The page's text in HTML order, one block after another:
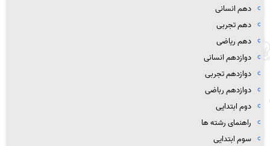
دهم انسانی
دهم تجربی
دهم ریاضی
دوازدهم انسانی
دوازدهم تجربی
دوازدهم رباضی
دوم ابتدایی
راهنمای رشته ها
سوم ابتدایی